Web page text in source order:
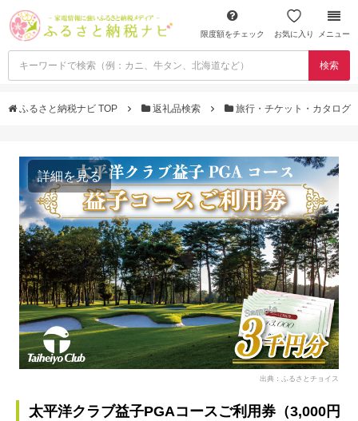
限度額をチェック お気に入り メニュー
検索
ふるさと納税ナビ TOP 返礼品検索 旅行・チケット・カタログ
詳細を見る
出典：ふるさとチョイス
太平洋クラブ益子PGAコースご利用券（3,000円